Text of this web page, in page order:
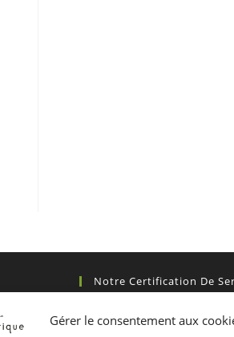
Gérer le consentement aux
Notre Certification De